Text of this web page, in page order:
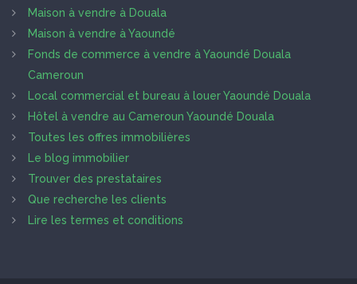
Maison à vendre à Douala
Maison à vendre à Yaoundé
Fonds de commerce à vendre à Yaoundé Douala
Cameroun
Local commercial et bureau à louer Yaoundé Douala
Hôtel à vendre au Cameroun Yaoundé Douala
Toutes les offres immobilières
Le blog immobilier
Trouver des prestataires
Que recherche les clients
Lire les termes et conditions